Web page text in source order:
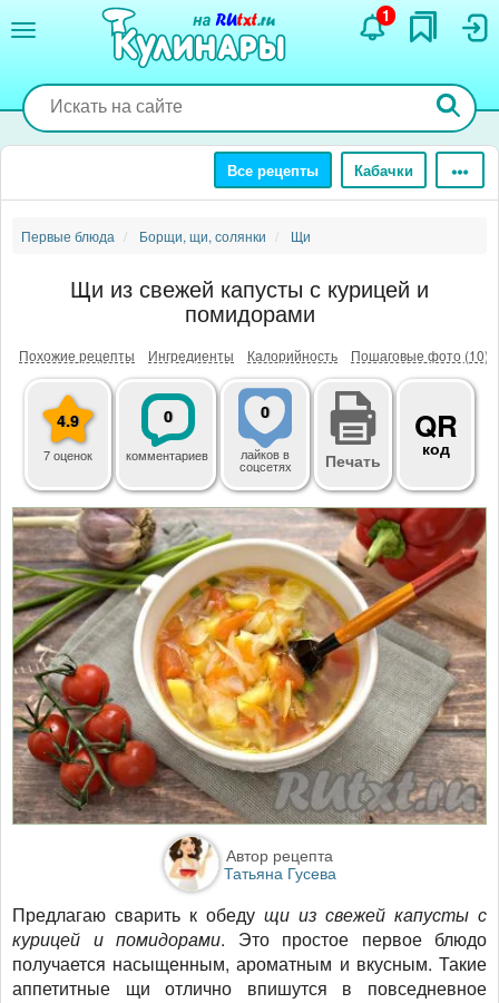
содержанию
1
Все рецепты Кабачки
Первые блюда Борщи, щи, солянки Щи
Щи из свежей капусты с курицей и
помидорами
Похожие рецепты Ингредиенты Калорийность Пошаговые фото (10)
4.9
7 оценок
0
комментариев
0
лайковв
соцсетях Печать
QR
код
Автор рецепта
Татьяна Гусева
Предлагаю сварить к обеду щи из свежей капусты с
курицей и помидорами. Это простое первое блюдо
получается насыщенным, ароматным и вкусным. Такие
аппетитные щи отлично впишутся в повседневное